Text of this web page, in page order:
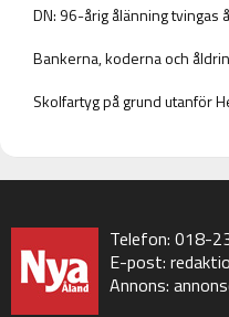
DN: 96-årig ålänning tvingas
Bankerna, koderna och
Skolfartyg på grund utanför
Telefon: 018-
E-post:
Annons: